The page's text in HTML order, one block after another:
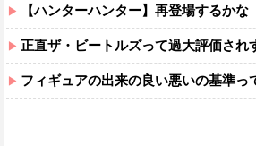
【ハンターハンター】再登場するかな
正直ザ・ビートルズって過大評価され
フィギュアの出来の良い悪いの基準っ